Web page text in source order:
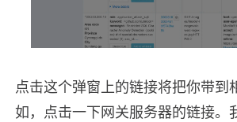
点击这个弹窗上的链接将把你带到
如，点击一下网关服务器的链接。